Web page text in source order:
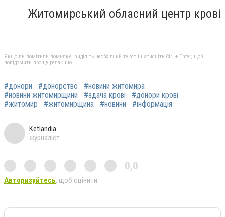
Житомирський обласний центр крові
Якщо ви помітили помилку, виділіть необхідний текст і натисніть Ctrl + Enter, щоб
повідомити про це редакцію
#донори #донорство
#новини житомира
#новини житомирщини
#здача крові
#донори крові
#житомир
#житомирщина #новини #інформація
Ketlandia
журналіст
0,0
Авторизуйтесь, щоб оцінити